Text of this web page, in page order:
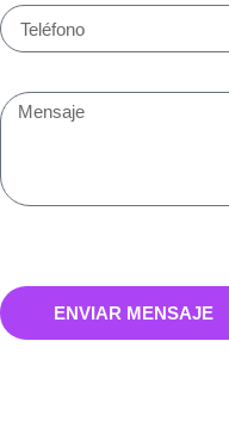
ENVIAR MENSAJE